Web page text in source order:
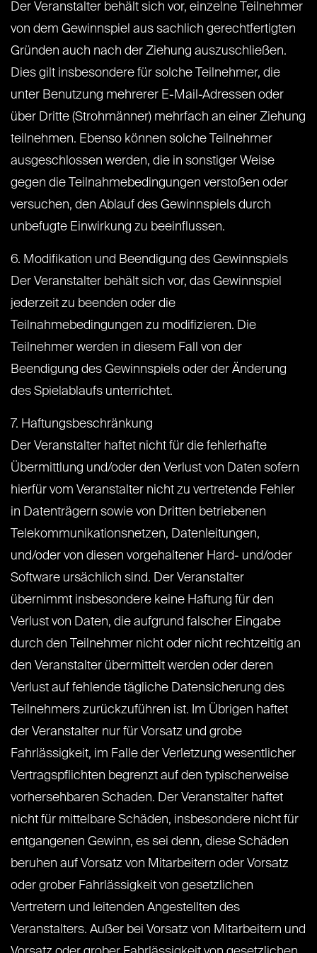
Der Veranstalter behält sich vor, einzelne Teilnehmer
von dem Gewinnspiel aus sachlich gerechtfertigten
Gründen auch nach der Ziehung auszuschließen.
Dies gilt insbesondere für solche Teilnehmer, die
unter Benutzung mehrerer E-Mail-Adressen oder
über Dritte (Strohmänner) mehrfach an einer Ziehung
teilnehmen. Ebenso können solche Teilnehmer
ausgeschlossen werden, die in sonstiger Weise
gegen die Teilnahmebedingungen verstoßen oder
versuchen, den Ablauf des Gewinnspiels durch
unbefugte Einwirkung zu beeinflussen.
6. Modifikation und Beendigung des Gewinnspiels
Der Veranstalter behält sich vor, das Gewinnspiel
jederzeit zu beenden oder die
Teilnahmebedingungen zu modifizieren. Die
Teilnehmer werden in diesem Fall von der
Beendigung des Gewinnspiels oder der Änderung
des Spielablaufs unterrichtet.
7. Haftungsbeschränkung
Der Veranstalter haftet nicht für die fehlerhafte
Übermittlung und/oder den Verlust von Daten sofern
hierfür vom Veranstalter nicht zu vertretende Fehler
in Datenträgern sowie von Dritten betriebenen
Telekommunikationsnetzen, Datenleitungen,
und/oder von diesen vorgehaltener Hard- und/oder
Software ursächlich sind. Der Veranstalter
übernimmt insbesondere keine Haftung für den
Verlust von Daten, die aufgrund falscher Eingabe
durch den Teilnehmer nicht oder nicht rechtzeitig an
den Veranstalter übermittelt werden oder deren
Verlust auf fehlende tägliche Datensicherung des
Teilnehmers zurückzuführen ist. Im Übrigen haftet
der Veranstalter nur für Vorsatz und grobe
Fahrlässigkeit, im Falle der Verletzung wesentlicher
Vertragspflichten begrenzt auf den typischerweise
vorhersehbaren Schaden. Der Veranstalter haftet
nicht für mittelbare Schäden, insbesondere nicht für
entgangenen Gewinn, es sei denn, diese Schäden
beruhen auf Vorsatz von Mitarbeitern oder Vorsatz
oder grober Fahrlässigkeit von gesetzlichen
Vertretern und leitenden Angestellten des
Veranstalters. Außer bei Vorsatz von Mitarbeitern und